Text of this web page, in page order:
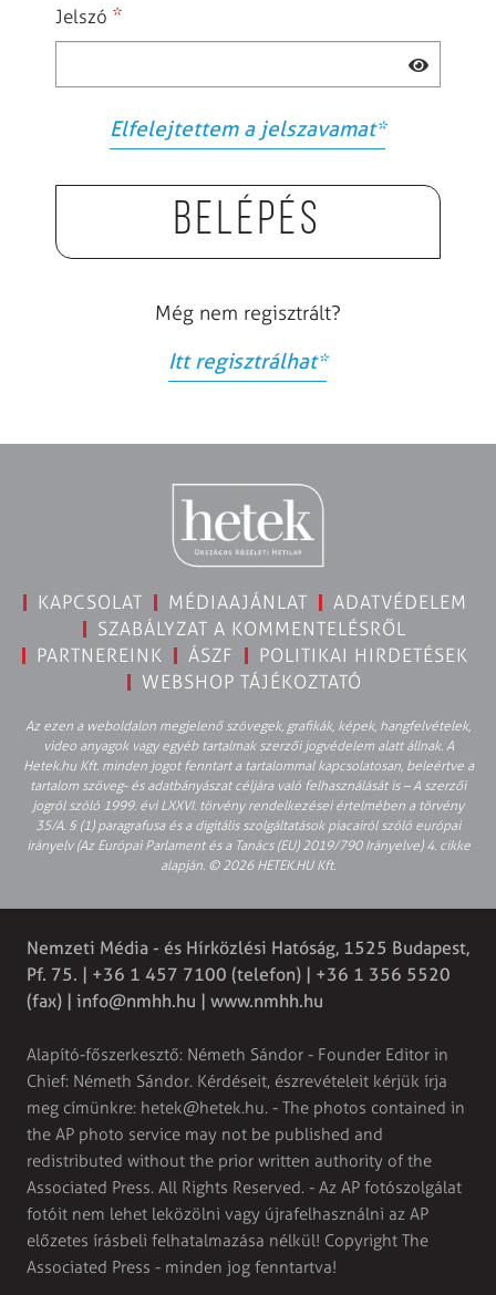
Jelszó *
Elfelejtettem a jelszavamat*
Belépés
Még nem regisztrált?
Itt regisztrálhat*
KAPCSOLAT MÉDIAAJÁNLAT
ADATVÉDELEM
SZABÁLYZAT A KOMMENTELÉSRŐL
PARTNEREINK
ÁSZF
POLITIKAI HIRDETÉSEK
WEBSHOP TÁJÉKOZTATÓ
Az ezen a weboldalon megjelenő szövegek, grafikák, képek, hangfelvételek,
video anyagok vagy egyéb tartalmak szerzői jogvédelem alatt állnak. A
Hetek.hu Kft. minden jogot fenntart a tartalommal kapcsolatosan, beleértve a
tartalom szöveg- és adatbányászat céljára való felhasználását is – A szerzői
jogról szóló 1999. évi LXXVI. törvény rendelkezései értelmében a törvény
35/A. § (1) paragrafusa és a digitális szolgáltatások piacairól szóló európai
irányelv (Az Európai Parlament és a Tanács (EU) 2019/790 Irányelve) 4. cikke
alapján. © 2026 HETEK.HU Kft.
Nemzeti Média - és Hírközlési Hatóság, 1525 Budapest,
Pf. 75. | +36 1 457 7100 (telefon) | +36 1 356 5520
(fax) | info@nmhh.hu | www.nmhh.hu
Alapító-főszerkesztő: Németh Sándor - Founder Editor in
Chief: Németh Sándor. Kérdéseit, észrevételeit kérjük írja
meg címünkre: hetek@hetek.hu. - The photos contained in
the AP photo service may not be published and
redistributed without the prior written authority of the
Associated Press. All Rights Reserved. - Az AP fotószolgálat
fotóit nem lehet leközölni vagy újrafelhasználni az AP
előzetes írásbeli felhatalmazása nélkül! Copyright The
Associated Press - minden jog fenntartva!